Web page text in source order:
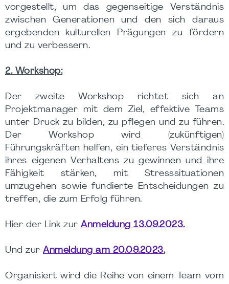
vorgestellt, um das gegenseitige Verständnis
zwischen Generationen und den sich daraus
ergebenden kulturellen Prägungen zu fördern
und zu verbessern.
2. Workshop:
Der zweite Workshop richtet sich an
Projektmanager mit dem Ziel, effektive Teams
unter Druck zu bilden, zu pflegen und zu führen.
Der Workshop wird (zukünftigen)
Führungskräften helfen, ein tieferes Verständnis
ihres eigenen Verhaltens zu gewinnen und ihre
Fähigkeit stärken, mit Stresssituationen
umzugehen sowie fundierte Entscheidungen zu
treffen, die zum Erfolg führen.
Hier der Link zur Anmeldung 13.09.2023.
Und zur Anmeldung am 20.09.2023.
Organisiert wird die Reihe von einem Team vom